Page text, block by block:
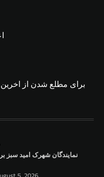
برای مطلع شدن از
نمايندگان شهرک امید سبز